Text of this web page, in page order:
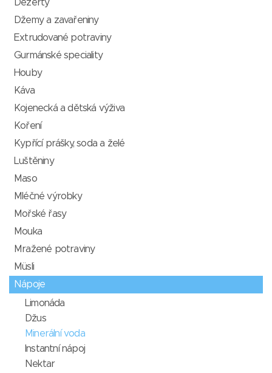
Dezerty
Džemy a zavařeniny
Extrudované potraviny
Gurmánské speciality
Houby
Káva
Kojenecká a dětská výživa
Koření
Kypřící prášky, soda a želé
Luštěniny
Maso
Mléčné výrobky
Mořské řasy
Mouka
Mražené potraviny
Müsli
Nápoje
Limonáda
Džus
Minerální voda
Instantní nápoj
Nektar